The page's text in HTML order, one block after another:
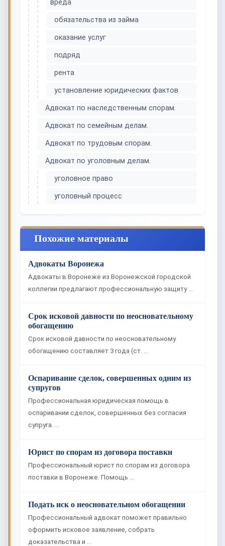
вреда
обязательства из займа
оказание услуг
подряд
рента
установление юридических фактов
Адвокат по наследственным спорам.
Адвокат по семейным делам.
Адвокат по трудовым спорам.
Адвокат по уголовным делам.
уголовное право
уголовный процесс
Похожие материалы
Адвокаты Воронежа
Адвокаты в Воронеже из Воронежской городской
коллегии предлагают профессиональную защиту …
Срок исковой давности по неосновательному
обогащению
Срок исковой давности по неосновательному
обогащению составляет 3 года (ст. …
Оспаривание сделок, совершенных одним из
супругов
Профессиональная юридическая помощь в
оспаривании сделок, совершенных без согласия
супруга. …
Юрист по спорам из договора поставки
Профессиональный юрист по спорам из договора
поставки в Воронеже. Помощь …
Подать иск о неосновательном обогащении
Профессиональный адвокат поможет правильно
оформить исковое заявление, собрать
доказательства и …